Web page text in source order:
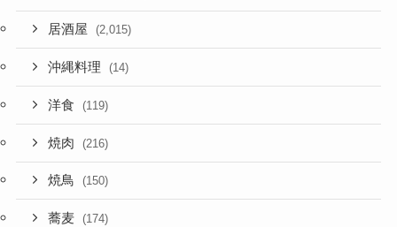
居酒屋 (2,015)
沖縄料理 (14)
洋食 (119)
焼肉 (216)
焼鳥 (150)
蕎麦 (174)